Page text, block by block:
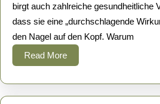
birgt auch zahlreiche gesundheitliche
dass sie eine „durchschlagende
den Nagel auf den Kopf. Warum
Read MoreRead
More